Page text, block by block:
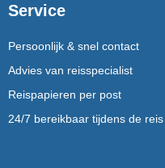
Service
Persoonlijk & snel contact
Advies van reisspecialist
Reispapieren per post
24/7 bereikbaar tijdens de reis